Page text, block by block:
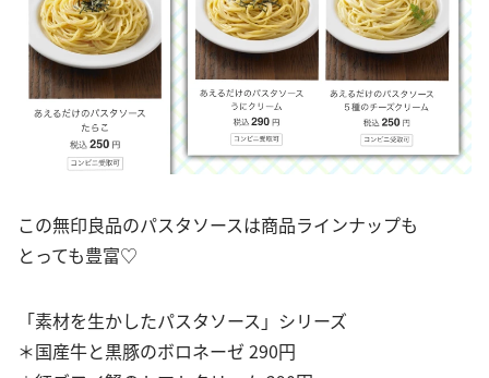
この無印良品のパスタソースは商品ラインナップも
とっても豊富♡
「素材を生かしたパスタソース」シリーズ
＊国産牛と黒豚のボロネーゼ 290円